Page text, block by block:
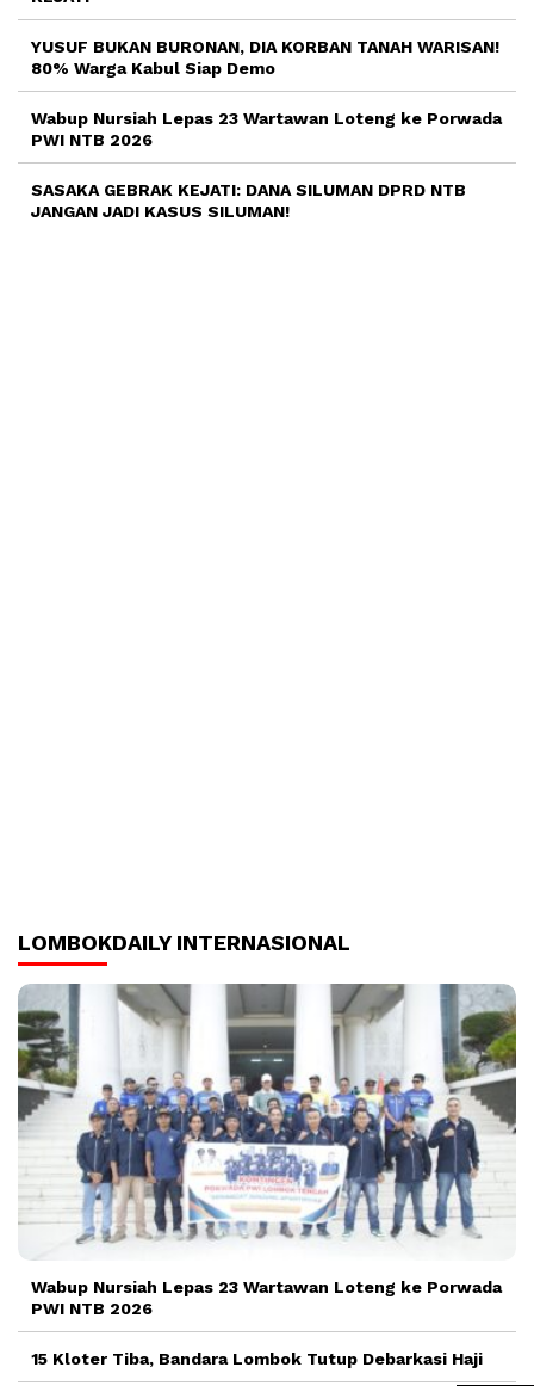
YUSUF BUKAN BURONAN, DIA KORBAN TANAH WARISAN!
80% Warga Kabul Siap Demo
Wabup Nursiah Lepas 23 Wartawan Loteng ke Porwada
PWI NTB 2026
SASAKA GEBRAK KEJATI: DANA SILUMAN DPRD NTB
JANGAN JADI KASUS SILUMAN!
LOMBOKDAILY INTERNASIONAL
Wabup Nursiah Lepas 23 Wartawan Loteng ke Porwada
PWI NTB 2026
15 Kloter Tiba, Bandara Lombok Tutup Debarkasi Haji